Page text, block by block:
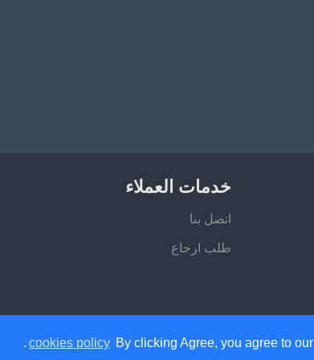
By clicking Agree, you agree to our
cookies policy
.
خدمات العملاء
اتصل بنا
طلب ارجاع